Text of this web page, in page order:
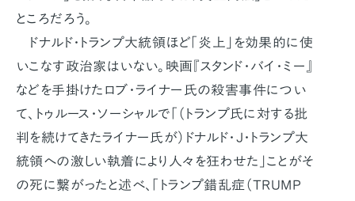
ところだろう。
ドナルド・トランプ大統領ほど「炎上」を効果的に使
いこなす政治家はいない。映画『スタンド・バイ・ミー』
などを手掛けたロブ・ライナー氏の殺害事件につい
て、トゥルース・ソーシャルで「（トランプ氏に対する批
判を続けてきたライナー氏が）ドナルド・J・トランプ大
統領への激しい執着により人々を狂わせた」ことがそ
の死に繋がったと述べ、「トランプ錯乱症（TRUMP